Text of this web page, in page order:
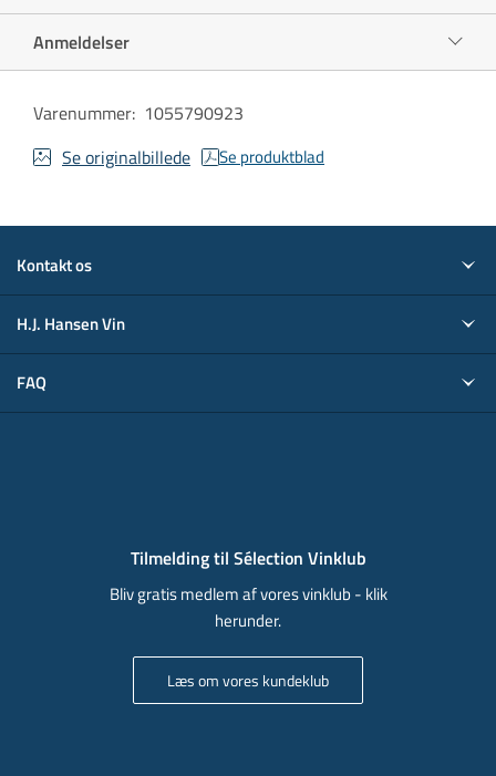
Anmeldelser
Varenummer: 1055790923
Se originalbillede
Se produktblad
Kontakt os
H.J. Hansen Vin
FAQ
Tilmelding til Sélection Vinklub
Bliv gratis medlem af vores vinklub - klik
herunder.
Læs om vores kundeklub